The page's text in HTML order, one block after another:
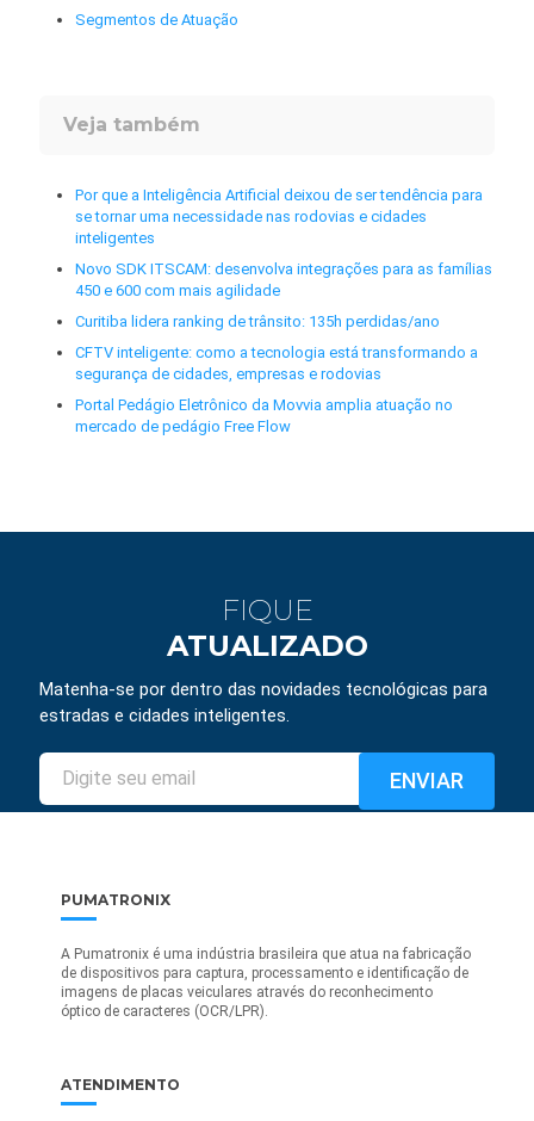
Segmentos de Atuação
Veja também
Por que a Inteligência Artificial deixou de ser tendência para
se tornar uma necessidade nas rodovias e cidades
inteligentes
Novo SDK ITSCAM: desenvolva integrações para as famílias
450 e 600 com mais agilidade
Curitiba lidera ranking de trânsito: 135h perdidas/ano
CFTV inteligente: como a tecnologia está transformando a
segurança de cidades, empresas e rodovias
Portal Pedágio Eletrônico da Movvia amplia atuação no
mercado de pedágio Free Flow
FIQUE
ATUALIZADO
Matenha-se por dentro das novidades tecnológicas para
estradas e cidades inteligentes.
PUMATRONIX
A Pumatronix é uma indústria brasileira que atua na fabricação
de dispositivos para captura, processamento e identificação de
imagens de placas veiculares através do reconhecimento
óptico de caracteres (OCR/LPR).
ATENDIMENTO